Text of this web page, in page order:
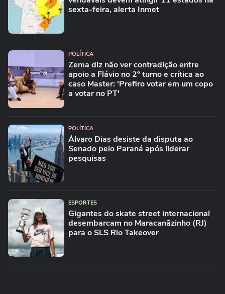
sexta-feira, alerta Inmet
POLÍTICA
Zema diz não ver contradição entre
apoio a Flávio no 2º turno e crítica ao
caso Master: 'Prefiro votar em um copo
a votar no PT'
POLÍTICA
Álvaro Dias desiste da disputa ao
Senado pelo Paraná após liderar
pesquisas
ESPORTES
Gigantes do skate street internacional
desembarcam no Maracanãzinho (RJ)
para o SLS Rio Takeover